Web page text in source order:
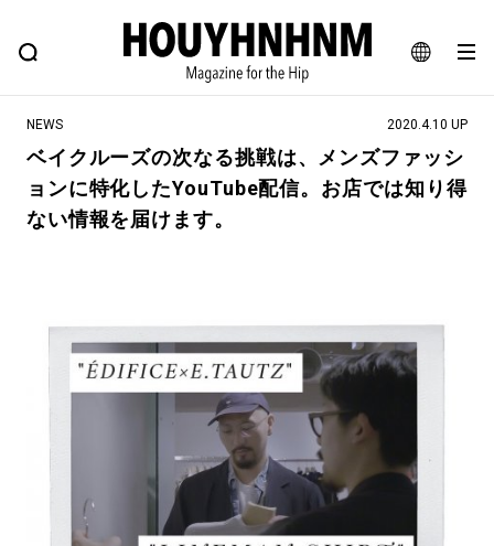
JA
EN
FEATURE BLOG SNAP
ヒップなファッション、カルチャー、ライフスタイルWEBマガジン
#注目のタグ
#路地裏てぃーん。 #MONTHLY JOURNAL
#フイナムのYouTube
#FOCUS IT #AH.H
#FASHION #MUSIC
#LIFESTYLE #SNEAKER #OUTDOOR
#SPORTS #HANDSOME HANDBOOK
NEWS 2020.4.10 UP
ベイクルーズの次なる挑戦は、メンズファッシ
ョンに特化したYouTube配信。お店では知り得
ない情報を届けます。